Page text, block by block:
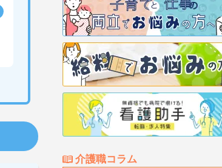
介護職コラム